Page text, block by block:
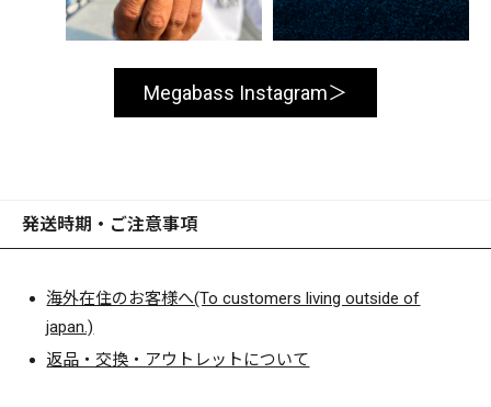
Megabass Instagram
発送時期・ご注意事項
海外在住のお客様へ(To customers living outside of
japan.)
返品・交換・アウトレットについて